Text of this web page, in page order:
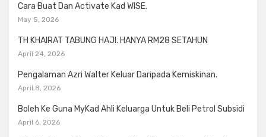
Cara Buat Dan Activate Kad WISE.
May 5, 2026
TH KHAIRAT TABUNG HAJI. HANYA RM28 SETAHUN
April 24, 2026
Pengalaman Azri Walter Keluar Daripada Kemiskinan.
April 8, 2026
Boleh Ke Guna MyKad Ahli Keluarga Untuk Beli Petrol Subsidi
April 6, 2026